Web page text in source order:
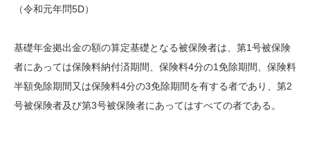
（令和元年問5D）
基礎年金拠出金の額の算定基礎となる被保険者は、第1号被保険
者にあっては保険料納付済期間、保険料4分の1免除期間、保険料
半額免除期間又は保険料4分の3免除期間を有する者であり、第2
号被保険者及び第3号被保険者にあってはすべての者である。